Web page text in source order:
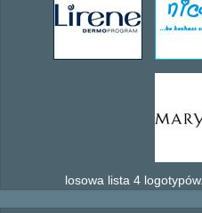
losowa lista 4 logotypów.